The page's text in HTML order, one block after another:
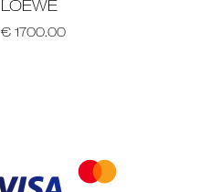
LOEWE
€ 1700.00